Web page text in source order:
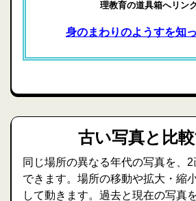
理教育の道具箱へリンク
身のまわりのようすを知
古い写真と比
同じ場所の異なる年代の写真を、
できます。場所の移動や拡大・縮
して動きます。過去と現在の写真